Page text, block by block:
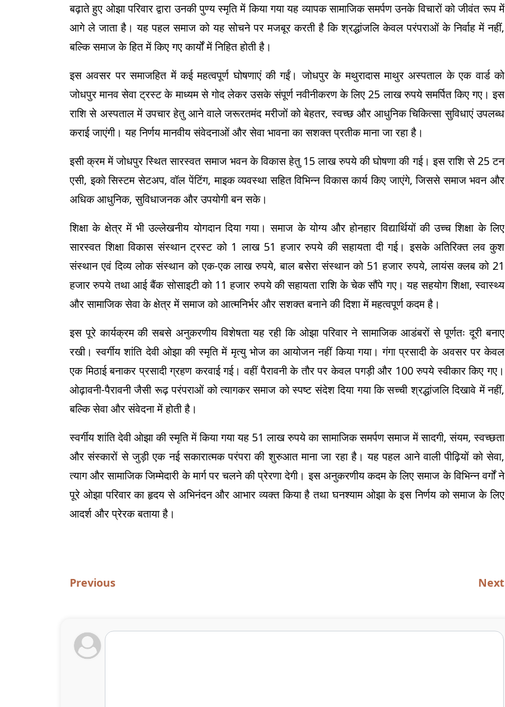
बढ़ाते हुए ओझा परिवार द्वारा उनकी पुण्य स्मृति में किया गया यह व्यापक सामाजिक समर्पण उनके विचारों को जीवंत रूप में
आगे ले जाता है। यह पहल समाज को यह सोचने पर मजबूर करती है कि श्रद्धांजलि केवल परंपराओं के निर्वाह में नहीं,
बल्कि समाज के हित में किए गए कार्यों में निहित होती है।
इस अवसर पर समाजहित में कई महत्वपूर्ण घोषणाएं की गईं। जोधपुर के मथुरादास माथुर अस्पताल के एक वार्ड को
जोधपुर मानव सेवा ट्रस्ट के माध्यम से गोद लेकर उसके संपूर्ण नवीनीकरण के लिए 25 लाख रुपये समर्पित किए गए। इस
राशि से अस्पताल में उपचार हेतु आने वाले जरूरतमंद मरीजों को बेहतर, स्वच्छ और आधुनिक चिकित्सा सुविधाएं उपलब्ध
कराई जाएंगी। यह निर्णय मानवीय संवेदनाओं और सेवा भावना का सशक्त प्रतीक माना जा रहा है।
इसी क्रम में जोधपुर स्थित सारस्वत समाज भवन के विकास हेतु 15 लाख रुपये की घोषणा की गई। इस राशि से 25 टन
एसी, इको सिस्टम सेटअप, वॉल पेंटिंग, माइक व्यवस्था सहित विभिन्न विकास कार्य किए जाएंगे, जिससे समाज भवन और
अधिक आधुनिक, सुविधाजनक और उपयोगी बन सके।
शिक्षा के क्षेत्र में भी उल्लेखनीय योगदान दिया गया। समाज के योग्य और होनहार विद्यार्थियों की उच्च शिक्षा के लिए
सारस्वत शिक्षा विकास संस्थान ट्रस्ट को 1 लाख 51 हजार रुपये की सहायता दी गई। इसके अतिरिक्त लव कुश
संस्थान एवं दिव्य लोक संस्थान को एक-एक लाख रुपये, बाल बसेरा संस्थान को 51 हजार रुपये, लायंस क्लब को 21
हजार रुपये तथा आई बैंक सोसाइटी को 11 हजार रुपये की सहायता राशि के चेक सौंपे गए। यह सहयोग शिक्षा, स्वास्थ्य
और सामाजिक सेवा के क्षेत्र में समाज को आत्मनिर्भर और सशक्त बनाने की दिशा में महत्वपूर्ण कदम है।
इस पूरे कार्यक्रम की सबसे अनुकरणीय विशेषता यह रही कि ओझा परिवार ने सामाजिक आडंबरों से पूर्णतः दूरी बनाए
रखी। स्वर्गीय शांति देवी ओझा की स्मृति में मृत्यु भोज का आयोजन नहीं किया गया। गंगा प्रसादी के अवसर पर केवल
एक मिठाई बनाकर प्रसादी ग्रहण करवाई गई। वहीं पैरावनी के तौर पर केवल पगड़ी और 100 रुपये स्वीकार किए गए।
ओढ़ावनी-पैरावनी जैसी रूढ़ परंपराओं को त्यागकर समाज को स्पष्ट संदेश दिया गया कि सच्ची श्रद्धांजलि दिखावे में नहीं,
बल्कि सेवा और संवेदना में होती है।
स्वर्गीय शांति देवी ओझा की स्मृति में किया गया यह 51 लाख रुपये का सामाजिक समर्पण समाज में सादगी, संयम, स्वच्छता
और संस्कारों से जुड़ी एक नई सकारात्मक परंपरा की शुरुआत माना जा रहा है। यह पहल आने वाली पीढ़ियों को सेवा,
त्याग और सामाजिक जिम्मेदारी के मार्ग पर चलने की प्रेरणा देगी। इस अनुकरणीय कदम के लिए समाज के विभिन्न वर्गों ने
पूरे ओझा परिवार का हृदय से अभिनंदन और आभार व्यक्त किया है तथा घनश्याम ओझा के इस निर्णय को समाज के लिए
आदर्श और प्रेरक बताया है।
Previous Next